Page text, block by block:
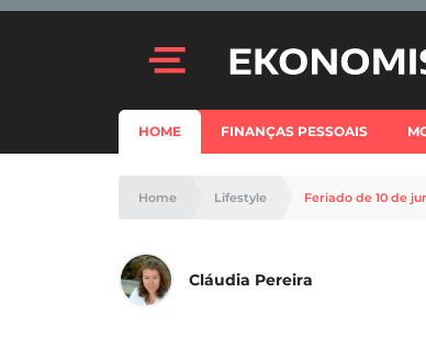
HOME FINANÇAS PESSOAIS
Home Lifestyle Feriado de 10 de
Cláudia Pereira